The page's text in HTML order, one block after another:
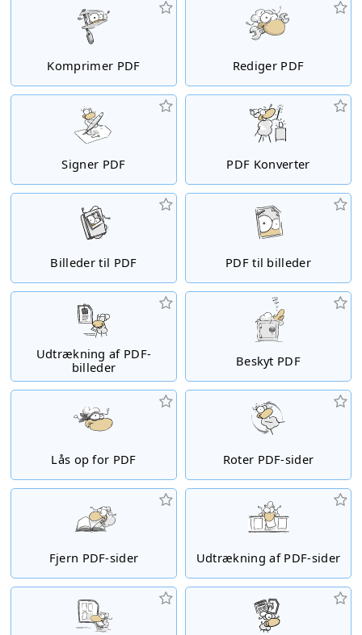
Komprimer PDF Rediger PDF
Signer PDF PDF Konverter
Billeder til PDF PDF til billeder
Udtrækning af PDF-
billeder
Beskyt PDF
Lås op for PDF Roter PDF-sider
Fjern PDF-sider Udtrækning af PDF-sider